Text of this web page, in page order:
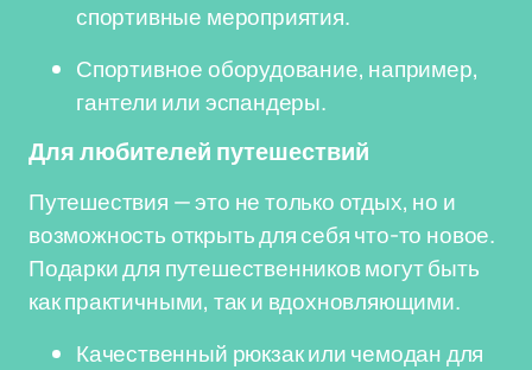
спортивные мероприятия.
Спортивное оборудование, например,
гантели или эспандеры.
Для любителей путешествий
Путешествия — это не только отдых, но и
возможность открыть для себя что-то новое.
Подарки для путешественников могут быть
как практичными, так и вдохновляющими.
Качественный рюкзак или чемодан для